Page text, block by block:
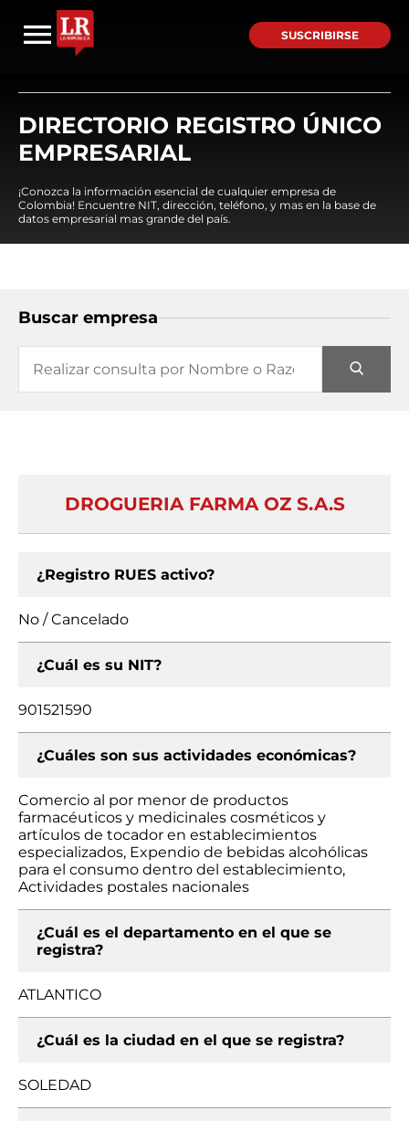
SUSCRIBIRSE
DIRECTORIO REGISTRO ÚNICO
EMPRESARIAL
¡Conozca la información esencial de cualquier empresa de
Colombia! Encuentre NIT, dirección, teléfono, y mas en la base de
datos empresarial mas grande del país.
Buscar empresa
DROGUERIA FARMA OZ S.A.S
¿Registro RUES activo?
No / Cancelado
¿Cuál es su NIT?
901521590
¿Cuáles son sus actividades económicas?
Comercio al por menor de productos
farmacéuticos y medicinales cosméticos y
artículos de tocador en establecimientos
especializados, Expendio de bebidas alcohólicas
para el consumo dentro del establecimiento,
Actividades postales nacionales
¿Cuál es el departamento en el que se
registra?
ATLANTICO
¿Cuál es la ciudad en el que se registra?
SOLEDAD